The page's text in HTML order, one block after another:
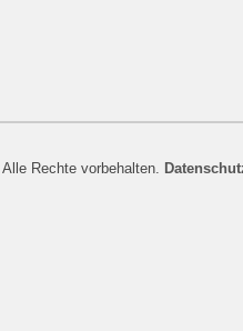
Alle Rechte vorbehalten.